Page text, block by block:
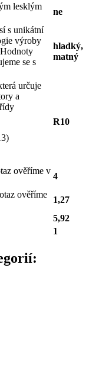
lesklým
ne
s unikátní
výroby
se s
hladký,
matný
určuje
a
R10
ověříme v
4
ověříme
1,27
5,92
1